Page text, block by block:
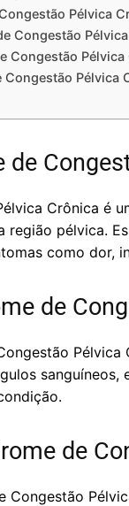
Pélvica
Congestão
Congestão
Congestão Pélvica
de
Crônica é
região pélvica.
como dor,
de
de
Congestão